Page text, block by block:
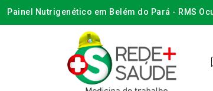
Painel Nutrigenético em Belém do Pará - RMS